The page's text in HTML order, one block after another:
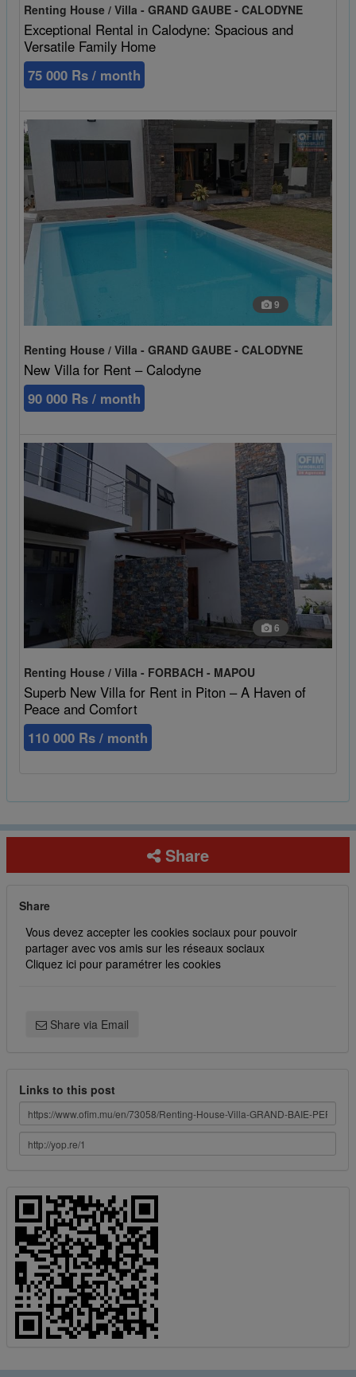
Renting House / Villa - GRAND GAUBE - CALODYNE
Exceptional Rental in Calodyne: Spacious and
Versatile Family Home
75 000 Rs / month
9
Renting House / Villa - GRAND GAUBE - CALODYNE
New Villa for Rent – Calodyne
90 000 Rs / month
6
Renting House / Villa - FORBACH - MAPOU
Superb New Villa for Rent in Piton – A Haven of
Peace and Comfort
110 000 Rs / month
Share
Share
Vous devez accepter les cookies sociaux pour pouvoir
partager avec vos amis sur les réseaux sociaux
Cliquez ici pour paramétrer les cookies
Share via Email
Links to this post